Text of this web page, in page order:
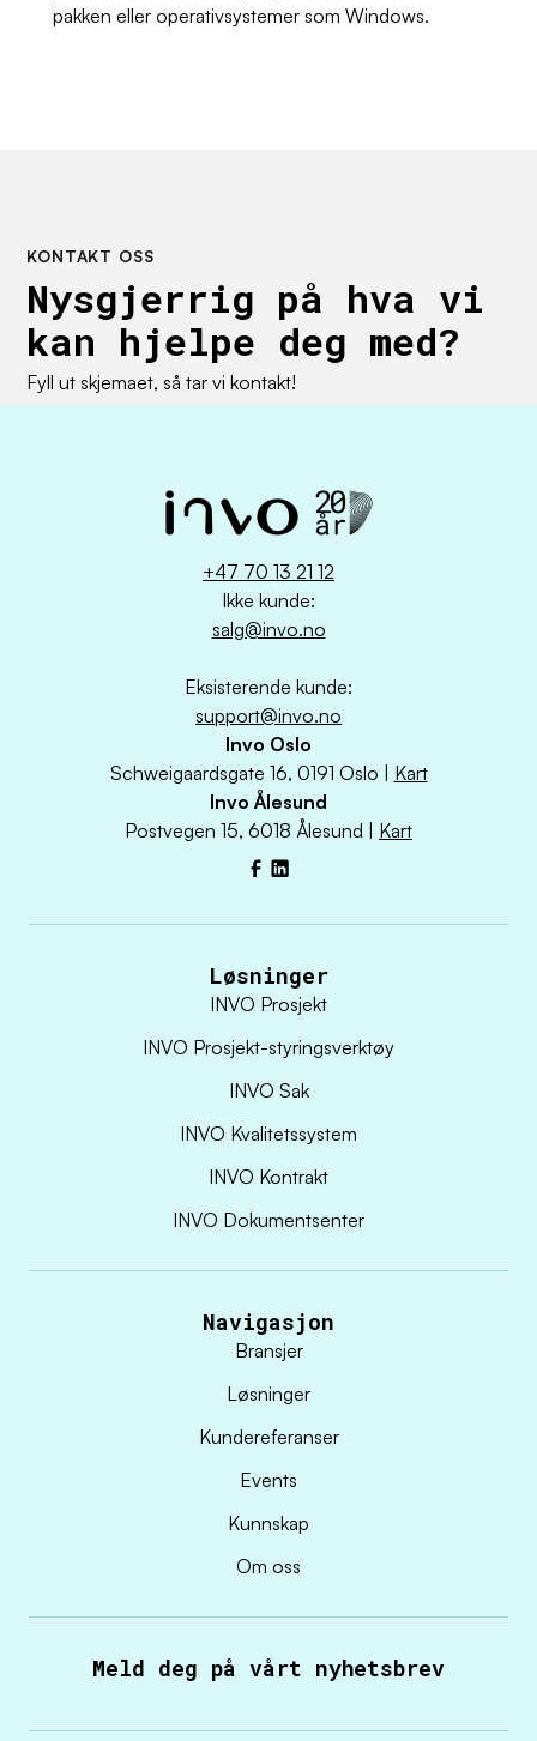
pakken eller operativsystemer som Windows.
KONTAKT OSS
Nysgjerrig på hva vi
kan hjelpe deg med?
Fyll ut skjemaet, så tar vi kontakt!
+47 70 13 21 12
Ikke kunde:
salg@invo.no
Eksisterende kunde:
support@invo.no
Invo Oslo
Schweigaardsgate 16, 0191 Oslo | Kart
Invo Ålesund
Postvegen 15, 6018 Ålesund | Kart
Facebook
LinkedIn
Løsninger
INVO Prosjekt
INVO Prosjekt-styringsverktøy
INVO Sak
INVO Kvalitetssystem
INVO Kontrakt
INVO Dokumentsenter
Navigasjon
Bransjer
Løsninger
Kundereferanser
Events
Kunnskap
Om oss
Meld deg på vårt nyhetsbrev